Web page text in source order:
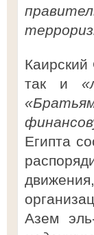
так и
Египта
Азем